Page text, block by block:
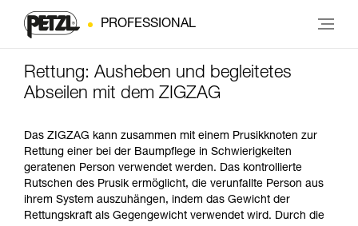
PROFESSIONAL
Rettung: Ausheben und begleitetes
Abseilen mit dem ZIGZAG
Das ZIGZAG kann zusammen mit einem Prusikknoten zur
Rettung einer bei der Baumpflege in Schwierigkeiten
geratenen Person verwendet werden. Das kontrollierte
Rutschen des Prusik ermöglicht, die verunfallte Person aus
ihrem System auszuhängen, indem das Gewicht der
Rettungskraft als Gegengewicht verwendet wird. Durch die